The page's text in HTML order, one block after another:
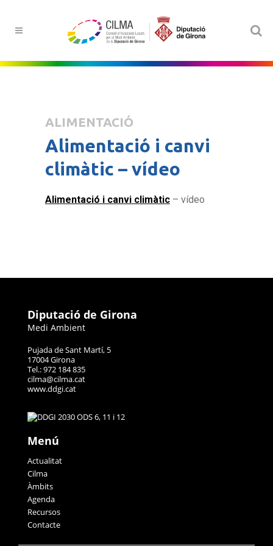
ALIMENTACIÓ
Alimentació i canvi
climàtic – vídeo
Alimentació i canvi climàtic – vídeo
Diputació de Girona
Medi Ambient
Pujada de Sant Martí, 5
17004 Girona
Tel.: 972 184 835
cilma@cilma.cat
www.ddgi.cat
Menú
Actualitat
Cilma
Àmbits
Agenda
Recursos
Contacte